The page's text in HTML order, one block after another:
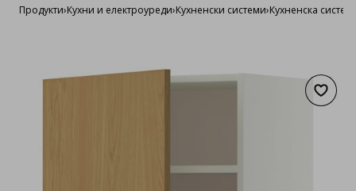
Продукти›Кухни и електроуреди›Кухненски системи›Кухненска